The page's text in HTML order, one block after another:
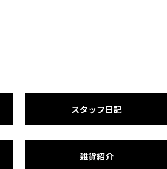
スタッフ日記
雑貨紹介